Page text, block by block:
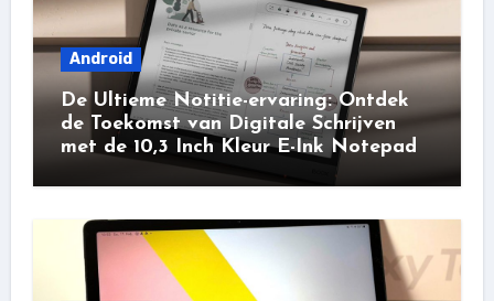
Android
De Ultieme Notitie-ervaring: Ontdek
de Toekomst van Digitale Schrijven
met de 10,3 Inch Kleur E-Ink Notepad